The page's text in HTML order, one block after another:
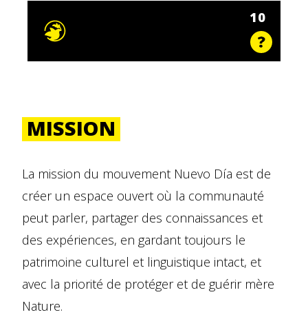
10
MISSION
La mission du mouvement Nuevo Día est de
créer un espace ouvert où la communauté
peut parler, partager des connaissances et
des expériences, en gardant toujours le
patrimoine culturel et linguistique intact, et
avec la priorité de protéger et de guérir mère
Nature.